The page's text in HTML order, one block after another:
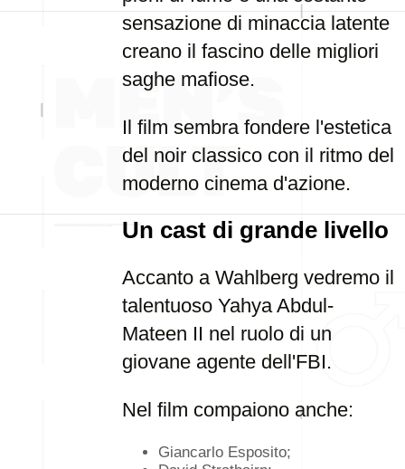
sensazione di minaccia latente
creano il fascino delle migliori
saghe mafiose.
Il film sembra fondere l'estetica
del noir classico con il ritmo del
moderno cinema d'azione.
Un cast di grande livello
Accanto a Wahlberg vedremo il
talentuoso Yahya Abdul-
Mateen II nel ruolo di un
giovane agente dell'FBI.
Nel film compaiono anche:
Giancarlo Esposito;